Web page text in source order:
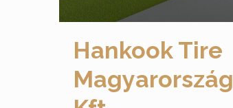
Hankook Tire
Magyarország